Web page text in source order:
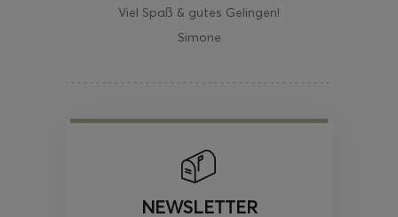
Viel Spaß & gutes Gelingen!
Simone
NEWSLETTER